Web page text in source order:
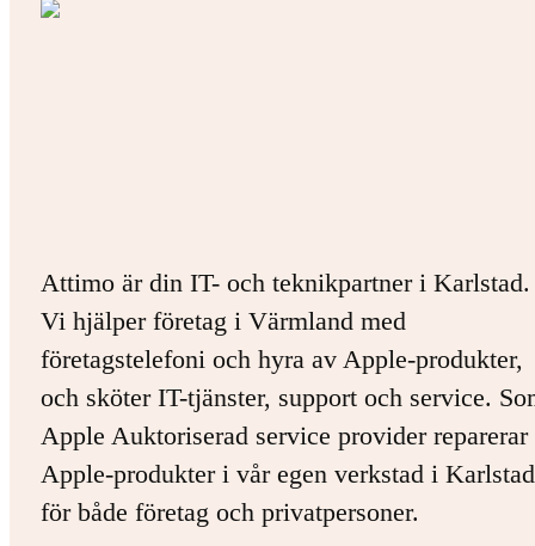
Attimo är din IT- och teknikpartner i Karlstad.
Vi hjälper företag i Värmland med
företagstelefoni och hyra av Apple-produkter,
och sköter IT-tjänster, support och service.
Apple Auktoriserad service provider
Apple-produkter i vår egen verkstad i
för både företag och privatpersoner.